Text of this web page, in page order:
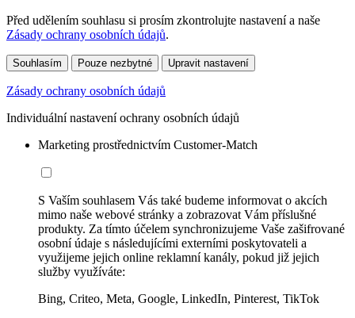
Před udělením souhlasu si prosím zkontrolujte nastavení a naše
Zásady ochrany osobních údajů.
Souhlasím Pouze nezbytné Upravit nastavení
Zásady ochrany osobních údajů
Individuální nastavení ochrany osobních údajů
Marketing prostřednictvím Customer-Match
S Vaším souhlasem Vás také budeme informovat o akcích
mimo naše webové stránky a zobrazovat Vám příslušné
produkty. Za tímto účelem synchronizujeme Vaše zašifrované
osobní údaje s následujícími externími poskytovateli a
využijeme jejich online reklamní kanály, pokud již jejich
služby využíváte:
Bing, Criteo, Meta, Google, LinkedIn, Pinterest, TikTok